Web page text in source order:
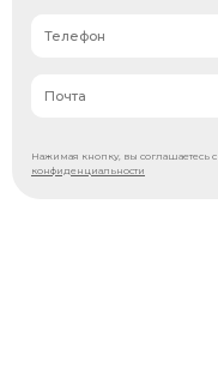
Нажимая кнопку, вы соглашаетесь с
конфиденциальности